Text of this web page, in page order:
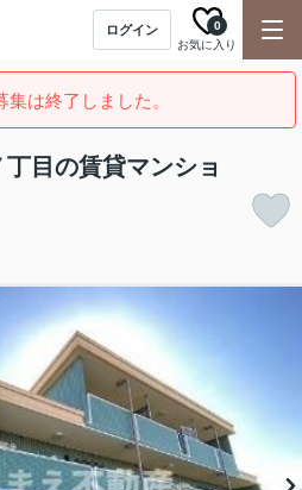
ログイン
お気に入り
0
集は終了しました。
目の賃貸マンショ